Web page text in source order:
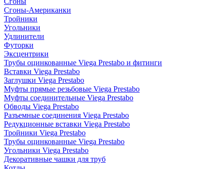
Сгоны-Американки
Тройники
Угольники
Удлинители
Футорки
Эксцентрики
Трубы оцинкованные Viega Prestabo и фитинги
Вставки Viega Prestabo
Заглушки Viega Prestabo
Муфты прямые резьбовые Viega Prestabo
Муфты соединительные Viega Prestabo
Обводы Viega Prestabo
Разъемные соединения Viega Prestabo
Редукционные вставки Viega Prestabo
Тройники Viega Prestabo
Трубы оцинкованные Viega Prestabo
Угольники Viega Prestabo
Декоративные чашки для труб